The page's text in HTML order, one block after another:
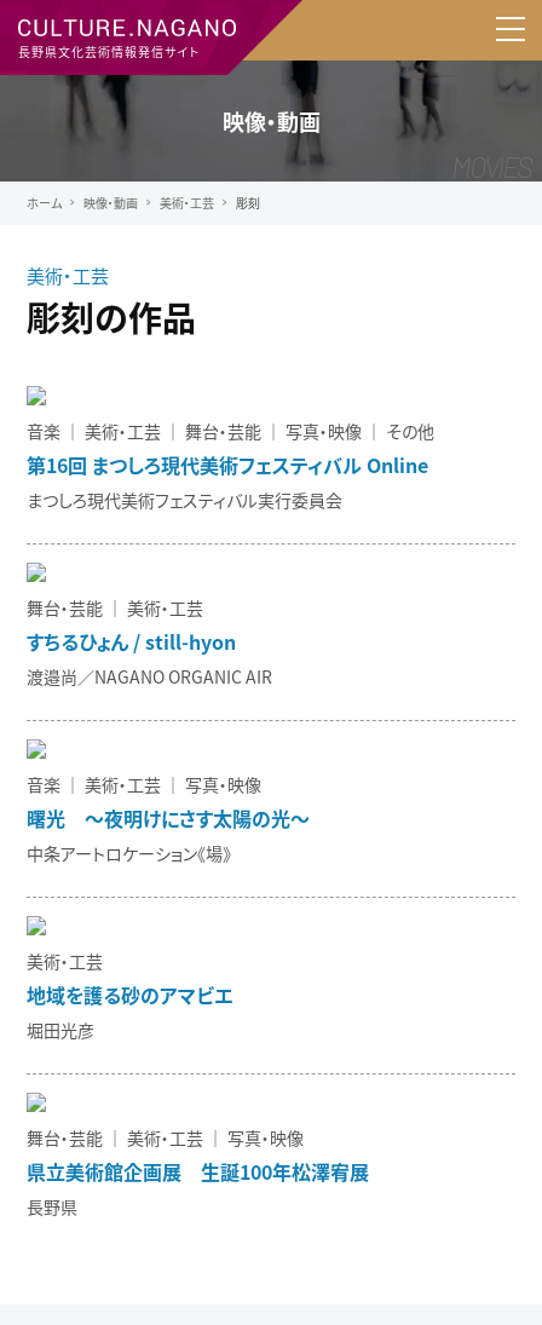
長野県文化芸術情報発信サイト
映像・動画
ホーム 映像・動画 美術・工芸 彫刻
美術・工芸
彫刻の作品
音楽 ｜ 美術・工芸 ｜ 舞台・芸能 ｜ 写真・映像 ｜ その他
第16回 まつしろ現代美術フェスティバル Online
まつしろ現代美術フェスティバル実行委員会
舞台・芸能 ｜ 美術・工芸
すちるひょん / still-hyon
渡邉尚／NAGANO ORGANIC AIR
音楽 ｜ 美術・工芸 ｜ 写真・映像
曙光 〜夜明けにさす太陽の光〜
中条アートロケーション《場》
美術・工芸
地域を護る砂のアマビエ
堀田光彦
舞台・芸能 ｜ 美術・工芸 ｜ 写真・映像
県立美術館企画展 生誕100年松澤宥展
長野県